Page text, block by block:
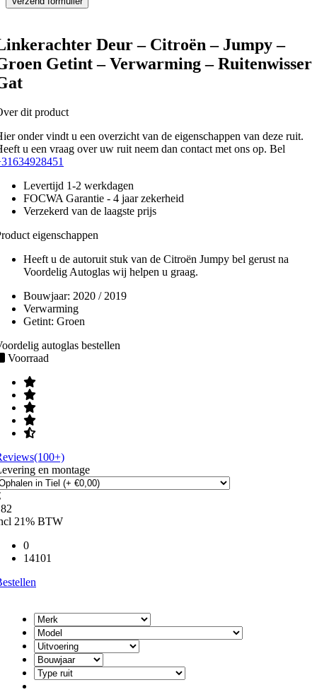
Deur – Citroën – Jumpy –
Getint – Verwarming – Ruitenwisser
dit product
onder vindt u een overzicht van de eigenschappen van deze ruit.
u een vraag over uw ruit neem dan contact met ons op. Bel
Levertijd 1-2 werkdagen
FOCWA Garantie - 4 jaar zekerheid
Verzekerd van de laagste prijs
eigenschappen
Heeft u de autoruit stuk van de Citroën Jumpy bel gerust na
Voordelig Autoglas wij helpen u graag.
Bouwjaar: 2020 / 2019
Verwarming
Getint: Groen
autoglas bestellen
Voorraad
en montage
21% BTW
0
14101